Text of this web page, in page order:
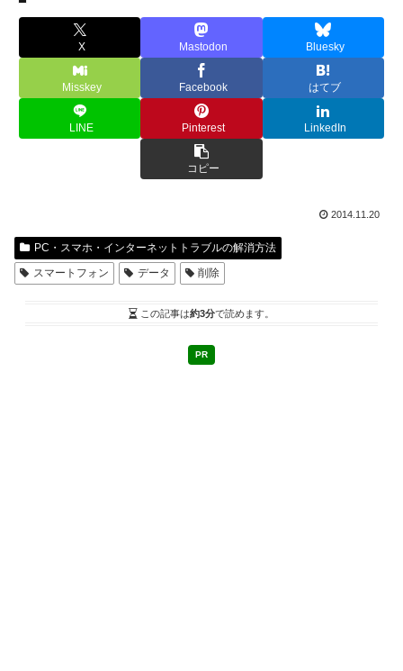
X Mastodon Bluesky
Misskey Facebook はてブ
LINE Pinterest LinkedIn
コピー
2014.11.20
PC・スマホ・インターネットトラブルの解消方法
スマートフォン
データ 削除
この記事は約3分で読めます。
PR